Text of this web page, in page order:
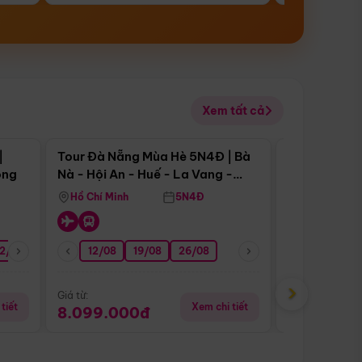
Xem tất cả
08 26/08 05/09 09/09 12/09
tiết
Điểm nổi bật
Tour Đà Nẵng Mùa Hè 5N4Đ | Bà
Nà - Hội An - Huế - La Vang -
Động Thiên Đường
Hồ Chí Minh 5N4Đ
12/08 19/08 26/08
Giá từ:
8.099.000đ Xem chi tiết
Giá từ:
›